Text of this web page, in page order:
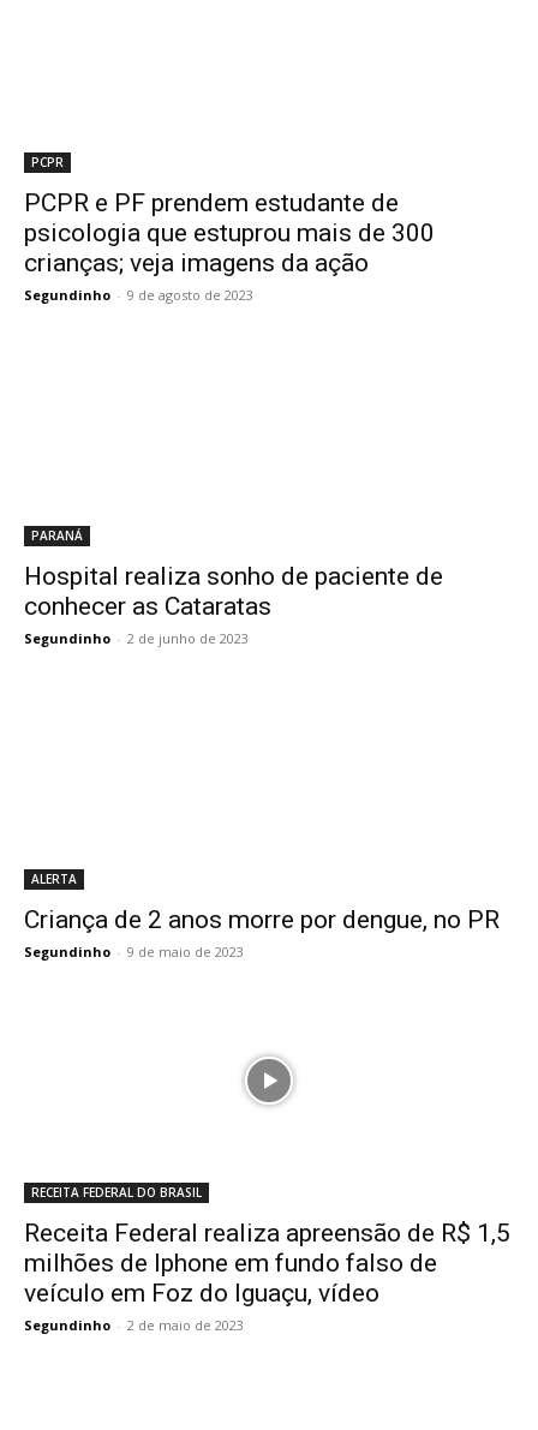
PCPR
PCPR e PF prendem estudante de
psicologia que estuprou mais de 300
crianças; veja imagens da ação
Segundinho - 9 de agosto de 2023
PARANÁ
Hospital realiza sonho de paciente de
conhecer as Cataratas
Segundinho - 2 de junho de 2023
ALERTA
Criança de 2 anos morre por dengue, no PR
Segundinho - 9 de maio de 2023
RECEITA FEDERAL DO BRASIL
Receita Federal realiza apreensão de R$ 1,5
milhões de Iphone em fundo falso de
veículo em Foz do Iguaçu, vídeo
Segundinho - 2 de maio de 2023